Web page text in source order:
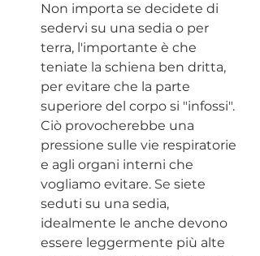
Non importa se decidete di
sedervi su una sedia o per
terra, l'importante è che
teniate la schiena ben dritta,
per evitare che la parte
superiore del corpo si "infossi".
Ciò provocherebbe una
pressione sulle vie respiratorie
e agli organi interni che
vogliamo evitare. Se siete
seduti su una sedia,
idealmente le anche devono
essere leggermente più alte